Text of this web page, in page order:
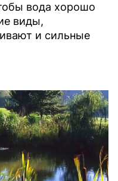
вода хорошо
виды,
и сильные